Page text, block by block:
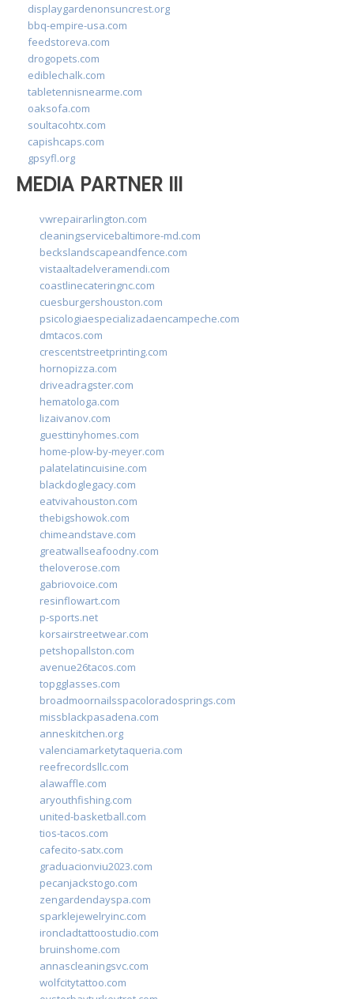
displaygardenonsuncrest.org
bbq-empire-usa.com
feedstoreva.com
drogopets.com
ediblechalk.com
tabletennisnearme.com
oaksofa.com
soultacohtx.com
capishcaps.com
gpsyfl.org
MEDIA PARTNER III
vwrepairarlington.com
cleaningservicebaltimore-md.com
beckslandscapeandfence.com
vistaaltadelveramendi.com
coastlinecateringnc.com
cuesburgershouston.com
psicologiaespecializadaencampeche.com
dmtacos.com
crescentstreetprinting.com
hornopizza.com
driveadragster.com
hematologa.com
lizaivanov.com
guesttinyhomes.com
home-plow-by-meyer.com
palatelatincuisine.com
blackdoglegacy.com
eatvivahouston.com
thebigshowok.com
chimeandstave.com
greatwallseafoodny.com
theloverose.com
gabriovoice.com
resinflowart.com
p-sports.net
korsairstreetwear.com
petshopallston.com
avenue26tacos.com
topgglasses.com
broadmoornailsspacoloradosprings.com
missblackpasadena.com
anneskitchen.org
valenciamarketytaqueria.com
reefrecordsllc.com
alawaffle.com
aryouthfishing.com
united-basketball.com
tios-tacos.com
cafecito-satx.com
graduacionviu2023.com
pecanjackstogo.com
zengardendayspa.com
sparklejewelryinc.com
ironcladtattoostudio.com
bruinshome.com
annascleaningsvc.com
wolfcitytattoo.com